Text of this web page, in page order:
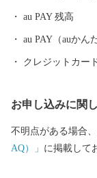
au PAY 残高
au PAY（auかん
クレジットカー
お申し込みに関
不明点がある場合
AQ）」 に掲載して